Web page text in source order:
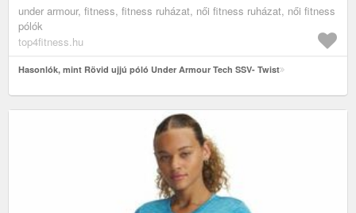
under armour, fitness, fitness ruházat, női fitness ruházat, női fitness
pólók
top4fitness.hu
Hasonlók, mint Rövid ujjú póló Under Armour Tech SSV- Twist